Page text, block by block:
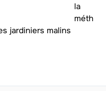
la
méth
jardiniers malins